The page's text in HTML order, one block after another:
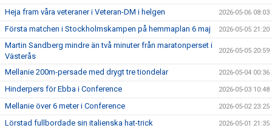
Heja fram våra veteraner i Veteran-DM i helgen 2026-05-06 08:03
Första matchen i Stockholmskampen på hemmaplan 6 maj 2026-05-05 21:20
Martin Sandberg mindre än två minuter från maratonperset i
Västerås
2026-05-05 20:59
Mellanie 200m-persade med drygt tre tiondelar 2026-05-04 00:36
Hinderpers för Ebba i Conference 2026-05-03 10:48
Mellanie över 6 meter i Conference 2026-05-02 23:25
Lörstad fullbordade sin italienska hat-trick 2026-05-01 21:35